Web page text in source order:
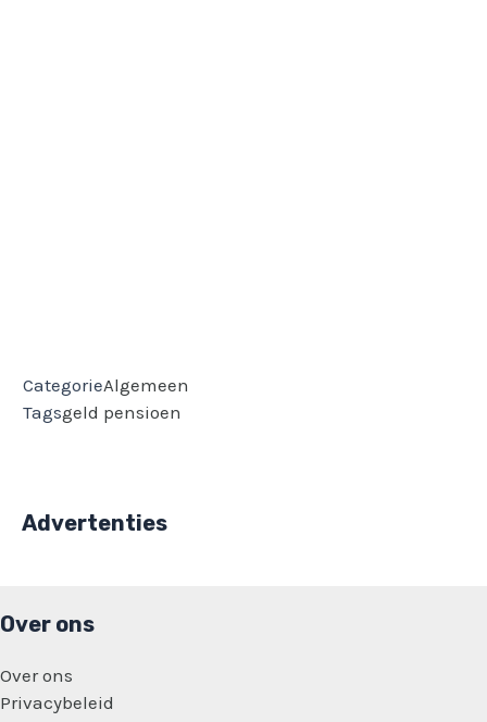
CategorieAlgemeen
Tagsgeld pensioen
Advertenties
Over ons
Over ons
Privacybeleid